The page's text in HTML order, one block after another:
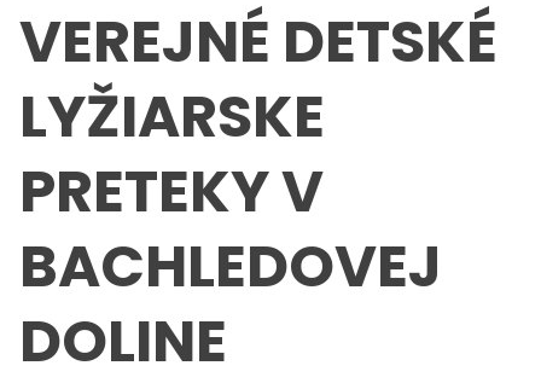
VEREJNÉ DETSKÉ
LYŽIARSKE
PRETEKY V
BACHLEDOVEJ
DOLINE